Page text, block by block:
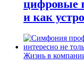
цифровые
и как
Жизнь в